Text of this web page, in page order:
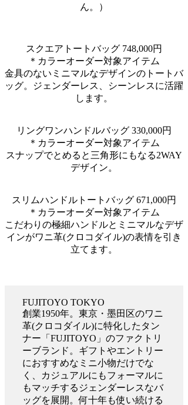
ん。）
スクエアトートバッグ 748,000円
＊カラーオーダー対象アイテム
金具のないミニマルなデザインのトートバ
ッグ。ジェンダーレス、シーンレスに活躍
します。
リングワンハンドルバッグ 330,000円
＊カラーオーダー対象アイテム
スナップでとめると三角形にもなる2WAY
デザイン。
スリムハンドルトートバッグ 671,000円
＊カラーオーダー対象アイテム
こだわりの極細ハンドルとミニマルなデザ
インがワニ革(クロコダイル)の表情を引き
立てます。
FUJITOYO TOKYO
創業1950年。東京・墨田区のワニ
革(クロコダイル)に特化したタン
ナー「FUJITOYO」のファクトリ
ーブランド。ギフトやエントリー
におすすめなミニ小物だけでな
く、カジュアルにもフォーマルに
もマッチするジェンダーレスなバ
ッグを展開。何十年も使い続ける